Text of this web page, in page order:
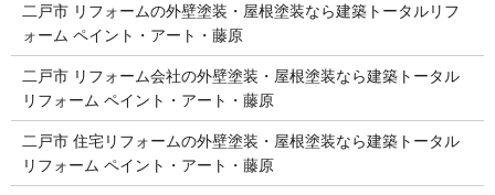
二戸市 リフォームの外壁塗装・屋根塗装なら建築トータルリフ
ォーム ペイント・アート・藤原
二戸市 リフォーム会社の外壁塗装・屋根塗装なら建築トータル
リフォーム ペイント・アート・藤原
二戸市 住宅リフォームの外壁塗装・屋根塗装なら建築トータル
リフォーム ペイント・アート・藤原